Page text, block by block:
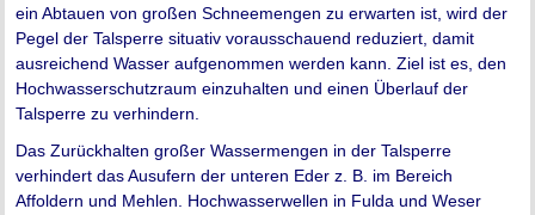
ein Abtauen von großen Schneemengen zu erwarten ist, wird der
Pegel der Talsperre situativ vorausschauend reduziert, damit
ausreichend Wasser aufgenommen werden kann. Ziel ist es, den
Hochwasserschutzraum einzuhalten und einen Überlauf der
Talsperre zu verhindern.
Das Zurückhalten großer Wassermengen in der Talsperre
verhindert das Ausufern der unteren Eder z. B. im Bereich
Affoldern und Mehlen. Hochwasserwellen in Fulda und Weser